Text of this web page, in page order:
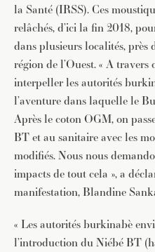
la Santé (IRSS). Ces
relâchés, d’ici la fin 2018,
dans plusieurs localités, près
région de l’Ouest. « A
interpeller les autorités
l’aventure dans laquelle le
Après le coton OGM, on
BT et au sanitaire avec les
modifiés. Nous nous
impacts de tout cela », a
manifestation, Blandine
« Les autorités burkinabè
l’introduction du Niébé BT